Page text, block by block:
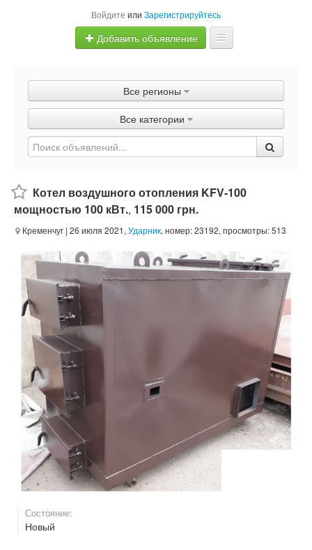
Войдите или Зарегистрируйтесь
Добавить объявление
Объявления
Быстрая продажа
Все регионы
Все категории
Котел воздушного отопления KFV-100
мощностью 100 кВт., 115 000 грн.
Кременчуг | 26 июля 2021, Ударник, номер: 23192, просмотры: 513
Состояние:
Новый